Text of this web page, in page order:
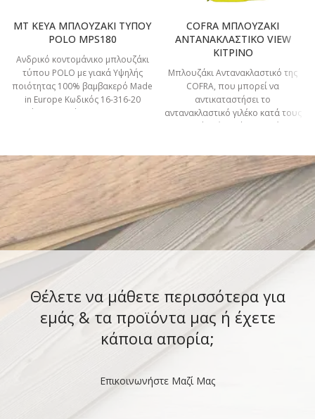
MT KEYA ΜΠΛΟΥΖΑΚΙ ΤΥΠΟΥ
POLO MPS180
Ανδρικό κοντομάνικο μπλουζάκι
τύπου POLO με γιακά Υψηλής
ποιότητας 100% βαμβακερό Made
in Europe Κωδικός 16-316-20
Μαύρο Κωδικός 16-316-21 Μπλε
COFRA ΜΠΛΟΥΖΑΚΙ
ΑΝΤΑΝΑΚΛΑΣΤΙΚΟ VIEW
ΚΙΤΡΙΝΟ
Μπλουζάκι Αντανακλαστικό της
COFRA, που μπορεί να
αντικαταστήσει το
αντανακλαστικό γιλέκο κατά τους
θερινούς μήνες, όπου η ζέστη
Θέλετε να μάθετε περισσότερα για
εμάς & τα προϊόντα μας ή έχετε
κάποια απορία;
Επικοινωνήστε Μαζί Μας